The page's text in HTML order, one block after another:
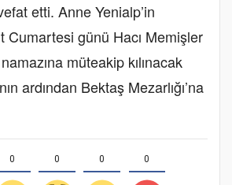
etti. Anne Yenialp’in
Cumartesi günü Hacı Memişler
müteakip kılınacak
ardından Bektaş Mezarlığı’na
0 0 0 0